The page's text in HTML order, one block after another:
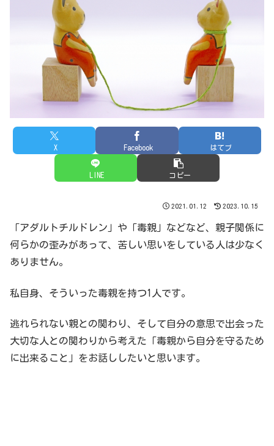
X Facebook はてブ
LINE コピー
2021.01.12 2023.10.15
「アダルトチルドレン」や「毒親」などなど、親子関係に
何らかの歪みがあって、苦しい思いをしている人は少なく
ありません。
私自身、そういった毒親を持つ1人です。
逃れられない親との関わり、そして自分の意思で出会った
大切な人との関わりから考えた「毒親から自分を守るため
に出来ること」をお話ししたいと思います。